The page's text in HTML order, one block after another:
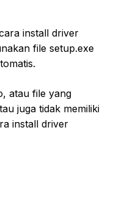
install driver
file setup.exe
atau file yang
juga tidak memiliki
install driver